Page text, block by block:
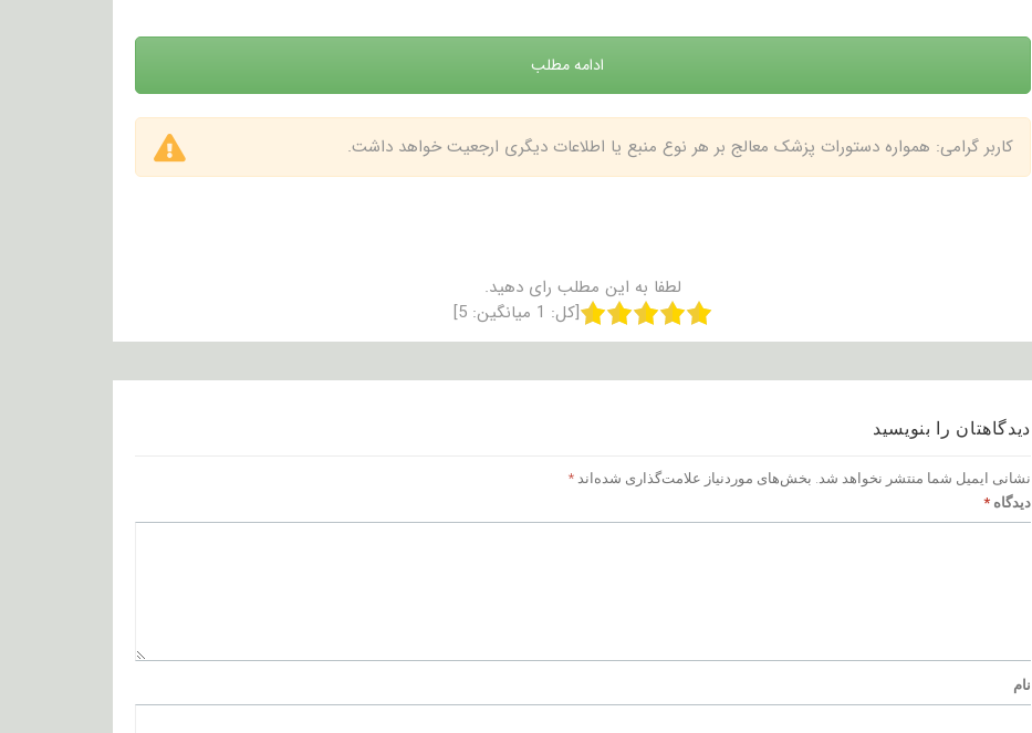
ادامه مطلب
کاربر گرامی: همواره دستورات پزشک معالج بر هر نوع منبع یا اطلاعات دیگری ارجعیت خواهد داشت.
لطفا به این مطلب رای دهید.
[کل: 1 میانگین: 5
]
دیدگاهتان را بنویسید
نشانی ایمیل شما منتشر نخواهد شد. بخش‌های موردنیاز علامت‌گذاری شده‌اند *
دیدگاه *
نام